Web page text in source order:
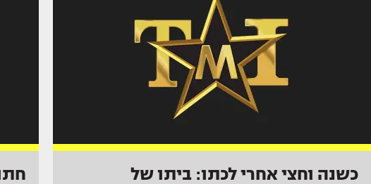
כשנה וחצי אחרי לכתו: ביתו של